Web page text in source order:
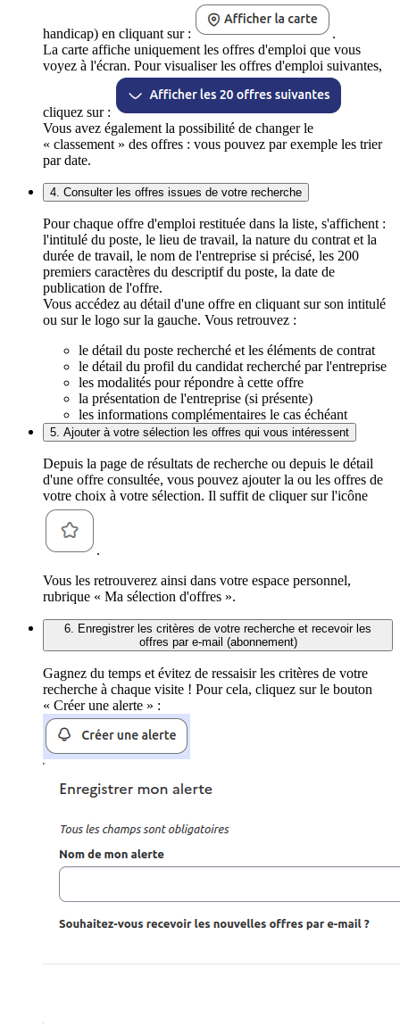
handicap) en cliquant sur :
.
La carte affiche uniquement les offres d'emploi que vous
voyez à l'écran. Pour visualiser les offres d'emploi suivantes,
cliquez sur :
Vous avez également la possibilité de changer le
« classement » des offres : vous pouvez par exemple les trier
par date.
4. Consulter les offres issues de votre recherche
Pour chaque offre d'emploi restituée dans la liste, s'affichent :
l'intitulé du poste, le lieu de travail, la nature du contrat et la
durée de travail, le nom de l'entreprise si précisé, les 200
premiers caractères du descriptif du poste, la date de
publication de l'offre.
Vous accédez au détail d'une offre en cliquant sur son intitulé
ou sur le logo sur la gauche. Vous retrouvez :
le détail du poste recherché et les éléments de contrat
le détail du profil du candidat recherché par l'entreprise
les modalités pour répondre à cette offre
la présentation de l'entreprise (si présente)
les informations complémentaires le cas échéant
5. Ajouter à votre sélection les offres qui vous intéressent
Depuis la page de résultats de recherche ou depuis le détail
d'une offre consultée, vous pouvez ajouter la ou les offres de
votre choix à votre sélection. Il suffit de cliquer sur l'icône
.
Vous les retrouverez ainsi dans votre espace personnel,
rubrique « Ma sélection d'offres ».
6. Enregistrer les critères de votre recherche et recevoir les
offres par e-mail (abonnement)
Gagnez du temps et évitez de ressaisir les critères de votre
recherche à chaque visite ! Pour cela, cliquez sur le bouton
« Créer une alerte » :